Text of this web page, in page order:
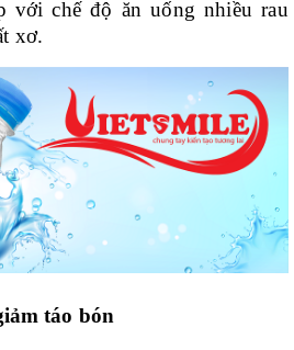
với chế độ ăn uống nhiều rau
xơ.
táo bón